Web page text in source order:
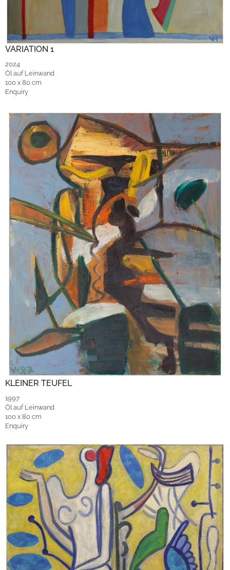
VARIATION 1
2024
Öl auf Leinwand
100 x 80 cm
Enquiry
KLEINER TEUFEL
1997
Öl auf Leinwand
100 x 80 cm
Enquiry